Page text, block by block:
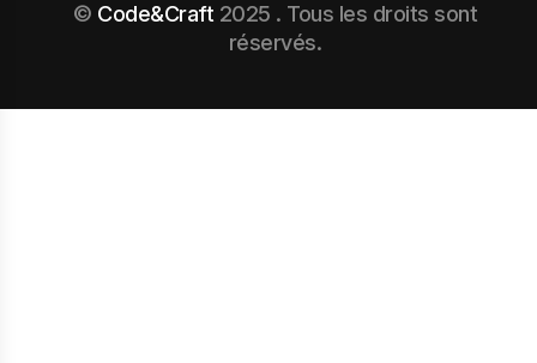
© Code&Craft 2025 . Tous les droits sont
réservés.